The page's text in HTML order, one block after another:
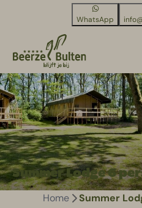
WhatsApp
Summer Lodge 6
Home Summer